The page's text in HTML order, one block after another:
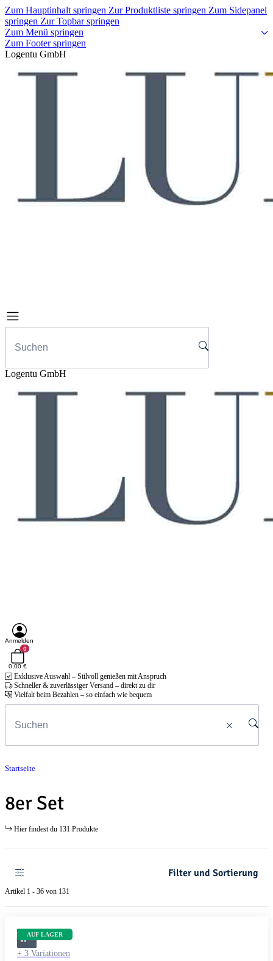
Zum Hauptinhalt springen Zur Produktliste springen Zum Sidepanel
springen Zur Topbar springen
Zum Menü springen
Zum Footer springen
Logentu GmbH
Logentu GmbH
Anmelden
0
0,00 €
Exklusive Auswahl – Stilvoll genießen mit Anspruch
Schneller & zuverlässiger Versand – direkt zu dir
Vielfalt beim Bezahlen – so einfach wie bequem
Startseite
8er Set
Hier findest du 131 Produkte
Filter und Sortierung
Artikel 1 - 36 von 131
AUF LAGER
+ 3 Variationen